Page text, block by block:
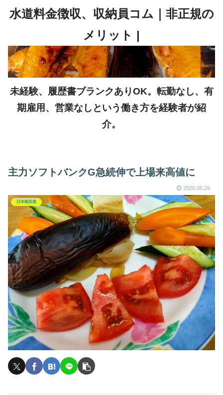
未経験、履歴書ブランクありOK。転勤なし、有
期雇用、営業なしという働き方を経験者が紹
介。
主力ソフトバンクG急続伸で上場来高値に
2026.05.26
日本株投資